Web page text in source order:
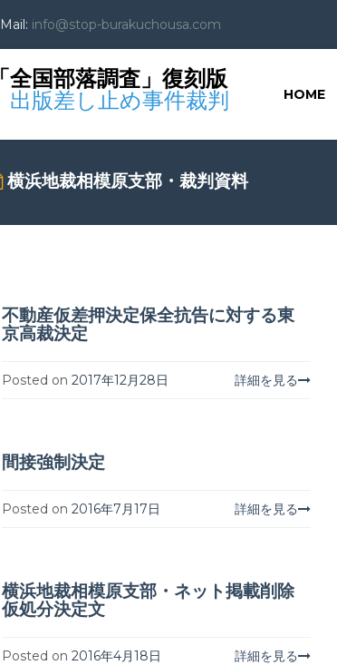
Mail: info@stop-burakuchousa.com
「全国部落調査」復刻版
出版差し止め事件裁判 HOME
横浜地裁相模原支部・裁判資料
不動産仮差押決定保全抗告に対する東
京高裁決定
Posted on 2017年12月28日 詳細を見る
間接強制決定
Posted on 2016年7月17日 詳細を見る
横浜地裁相模原支部・ネット掲載削除
仮処分決定文
Posted on 2016年4月18日 詳細を見る